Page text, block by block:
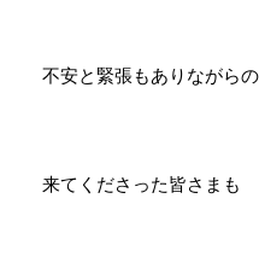
不安と緊張もありながら
来てくださった皆さまも